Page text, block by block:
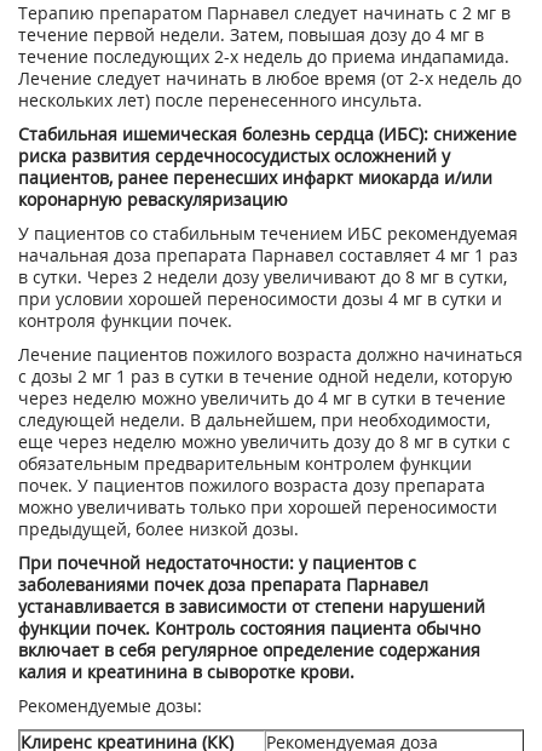
Терапию препаратом Парнавел следует начинать с 2 мг в
течение первой недели. Затем, повышая дозу до 4 мг в
течение последующих 2-х недель до приема индапамида.
Лечение следует начинать в любое время (от 2-х недель до
нескольких лет) после перенесенного инсульта.
Стабильная ишемическая болезнь сердца (ИБС): снижение
риска развития сердечнососудистых осложнений у
пациентов, ранее перенесших инфаркт миокарда и/или
коронарную реваскуляризацию
У пациентов со стабильным течением ИБС рекомендуемая
начальная доза препарата Парнавел составляет 4 мг 1 раз
в сутки. Через 2 недели дозу увеличивают до 8 мг в сутки,
при условии хорошей переносимости дозы 4 мг в сутки и
контроля функции почек.
Лечение пациентов пожилого возраста должно начинаться
с дозы 2 мг 1 раз в сутки в течение одной недели, которую
через неделю можно увеличить до 4 мг в сутки в течение
следующей недели. В дальнейшем, при необходимости,
еще через неделю можно увеличить дозу до 8 мг в сутки с
обязательным предварительным контролем функции
почек. У пациентов пожилого возраста дозу препарата
можно увеличивать только при хорошей переносимости
предыдущей, более низкой дозы.
При почечной недостаточности: у пациентов с
заболеваниями почек доза препарата Парнавел
устанавливается в зависимости от степени нарушений
функции почек. Контроль состояния пациента обычно
включает в себя регулярное определение содержания
калия и креатинина в сыворотке крови.
Рекомендуемые дозы:
Клиренс креатинина (КК)
Рекомендуемая доза